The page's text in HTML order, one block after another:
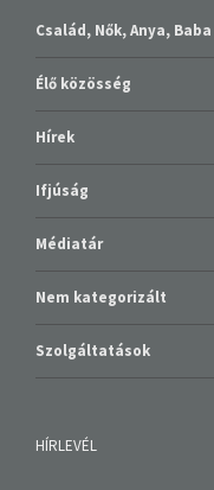
Család, Nők, Anya, Baba
Élő közösség
Hírek
Ifjúság
Médiatár
Nem kategorizált
Szolgáltatások
HÍRLEVÉL